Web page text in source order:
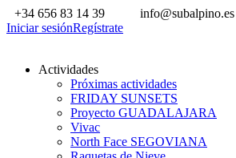
+34 656 83 14 39
info@subalpino.es
Iniciar sesiónRegístrate
Actividades
Próximas actividades
FRIDAY SUNSETS
Proyecto GUADALAJARA
Vivac
North Face SEGOVIANA